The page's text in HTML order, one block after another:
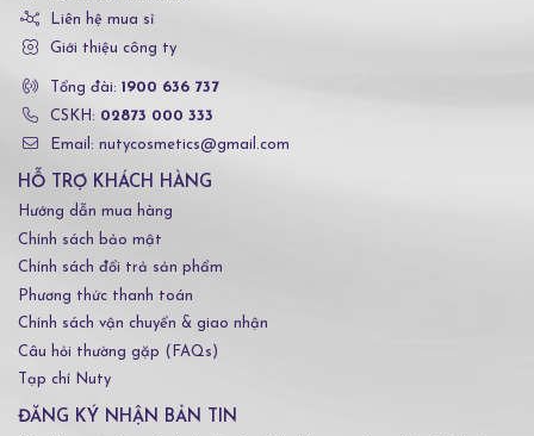
Liên hệ mua sỉ
Giới thiệu công ty
Tổng đài: 1900 636 737
CSKH: 02873 000 333
Email: nutycosmetics@gmail.com
HỖ TRỢ KHÁCH HÀNG
Hướng dẫn mua hàng
Chính sách bảo mật
Chính sách đổi trả sản phẩm
Phương thức thanh toán
Chính sách vận chuyển & giao nhận
Câu hỏi thường gặp (FAQs)
Tạp chí Nuty
ĐĂNG KÝ NHẬN BẢN TIN